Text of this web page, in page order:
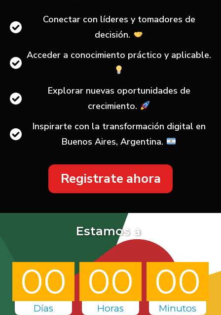
Conectar con líderes y tomadores de
decisión.
Acceder a conocimiento práctico y aplicable.
Explorar nuevas oportunidades de
crecimiento.
Inspirarte con la transformación digital en
Buenos Aires, Argentina.
Registrate ahora
Estamos a
00
Días
00
Horas
00
Minutos